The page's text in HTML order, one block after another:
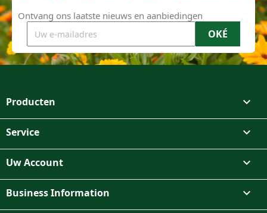
Ontvang ons laatste nieuws en aanbiedingen
Producten 
Service 
Uw Account 
Business Information 